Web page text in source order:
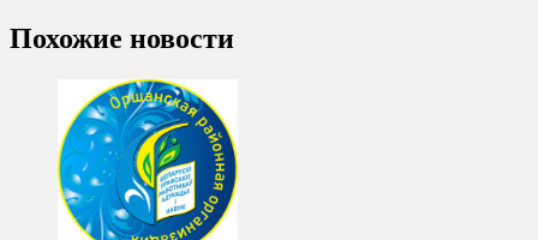
Похожие новости